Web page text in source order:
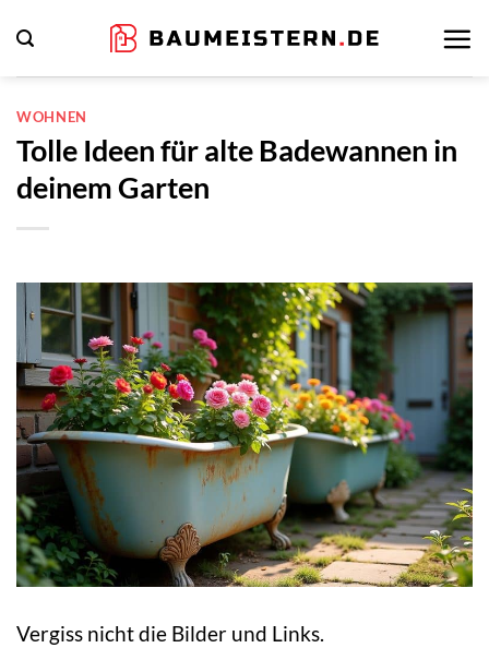
Inhalt
springen
WOHNEN
Tolle Ideen für alte Badewannen in
deinem Garten
Vergiss nicht die Bilder und Links.